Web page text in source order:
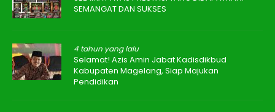
SEMANGAT DAN SUKSES
4 tahun yang lalu
Selamat! Azis Amin Jabat Kadisdikbud
Kabupaten Magelang, Siap Majukan
Pendidikan